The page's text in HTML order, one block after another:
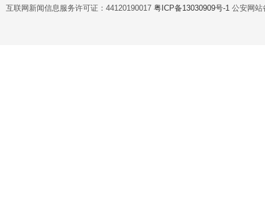
互联网新闻信息服务许可证：44120190017 粤ICP备13030909号-1 公安网站